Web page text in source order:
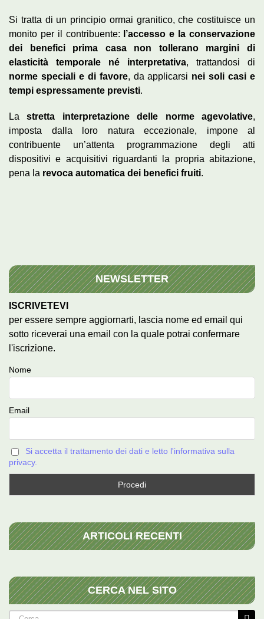
Si tratta di un principio ormai granitico, che costituisce un
monito per il contribuente:
l’accesso e la conservazione
dei benefici prima casa non tollerano margini di
elasticità temporale né interpretativa, trattandosi di
norme speciali e di favore, da applicarsi nei soli casi e
tempi espressamente previsti.
Lastretta interpretazione delle norme agevolative,
imposta dalla loro natura eccezionale, impone al
contribuente un’attenta programmazione degli atti
dispositivi e acquisitivi riguardanti la propria abitazione,
pena la revoca automatica dei benefici fruiti.
NEWSLETTER
ISCRIVETEVI
per essere sempre aggiornarti, lascia nome ed email qui
sotto riceverai una email con la quale potrai confermare
l'iscrizione.
Nome
Email
Si accetta il trattamento dei dati e letto l'informativa sulla
privacy.
ARTICOLI RECENTI
CERCA NEL SITO
Cerca